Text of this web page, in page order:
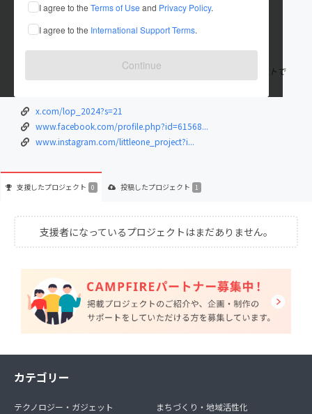
I agree to the Terms of Use and Privacy Policy.
I agree to the International Support Terms.
Continue
これまでに1件のプロジェクトを投稿しています
在住国：日本 現在地：未設定
出身国：日本 出身地：未設定
短編映画「母娘-おやこ-」を作成するために立ち上げたプロジェクトで
す。
x.com/lop_2024?s=21
www.facebook.com/profile.php?id=61568...
www.instagram.com/littleone_project?i...
支援したプロジェクト 0 投稿したプロジェクト 1
支援者になっているプロジェクトはまだありません。
カテゴリー
テクノロジー・ガジェット
まちづくり・地域活性化